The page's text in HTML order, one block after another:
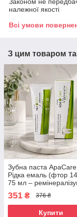
належної якості
Всі умови
З цим товаром
Зубна паста ApaCare
Рідка емаль (фтор
75 мл –
чутливих зубів,
карієсу
351 ₴ 376 ₴
Купити